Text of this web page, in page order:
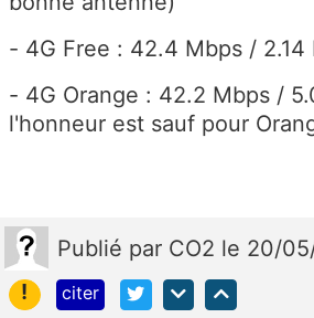
- 4G Free : 42.4 Mbps / 2.14
- 4G Orange : 42.2 Mbps /
l'honneur est sauf pour
Publié par CO2 le 20/
!
citer